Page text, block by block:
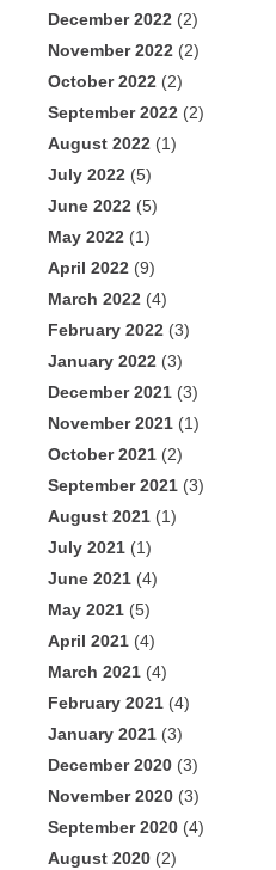
December 2022 (2)
November 2022 (2)
October 2022 (2)
September 2022 (2)
August 2022 (1)
July 2022 (5)
June 2022 (5)
May 2022 (1)
April 2022 (9)
March 2022 (4)
February 2022 (3)
January 2022 (3)
December 2021 (3)
November 2021 (1)
October 2021 (2)
September 2021 (3)
August 2021 (1)
July 2021 (1)
June 2021 (4)
May 2021 (5)
April 2021 (4)
March 2021 (4)
February 2021 (4)
January 2021 (3)
December 2020 (3)
November 2020 (3)
September 2020 (4)
August 2020 (2)